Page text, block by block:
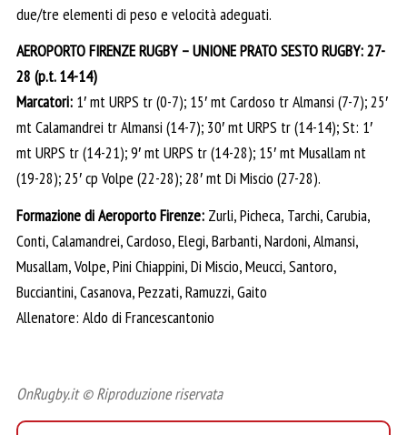
due/tre elementi di peso e velocità adeguati.
AEROPORTO FIRENZE RUGBY – UNIONE PRATO SESTO RUGBY: 27-
28 (p.t. 14-14)
Marcatori: 1′ mt URPS tr (0-7); 15′ mt Cardoso tr Almansi (7-7); 25′
mt Calamandrei tr Almansi (14-7); 30′ mt URPS tr (14-14); St: 1′
mt URPS tr (14-21); 9′ mt URPS tr (14-28); 15′ mt Musallam nt
(19-28); 25′ cp Volpe (22-28); 28′ mt Di Miscio (27-28).
Formazione di Aeroporto Firenze: Zurli, Picheca, Tarchi, Carubia,
Conti, Calamandrei, Cardoso, Elegi, Barbanti, Nardoni, Almansi,
Musallam, Volpe, Pini Chiappini, Di Miscio, Meucci, Santoro,
Bucciantini, Casanova, Pezzati, Ramuzzi, Gaito
Allenatore: Aldo di Francescantonio
OnRugby.it © Riproduzione riservata